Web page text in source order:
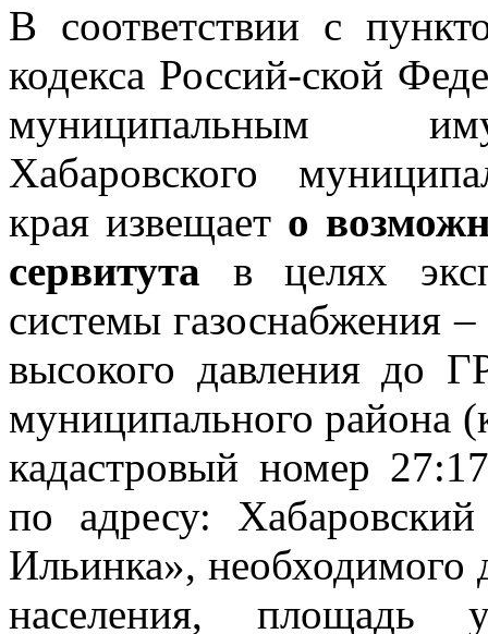
В соответствии с
кодекса Россий-ской
муниципальным
Хабаровского
края извещает о
сервитута в целях
системы газоснабжения
высокого давления до
муниципального района
кадастровый номер
по адресу:
Ильинка», необходимого
населения, площадь